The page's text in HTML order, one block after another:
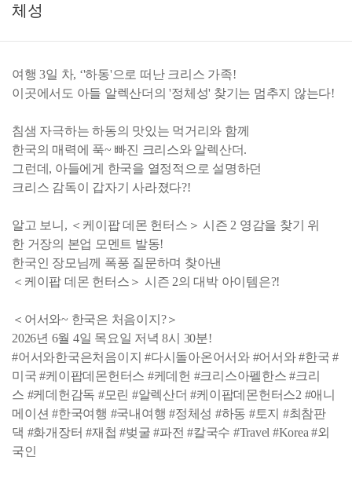
체성
여행 3일 차, ‘'하동'으로 떠난 크리스 가족!
이곳에서도 아들 알렉산더의 '정체성' 찾기는 멈추지 않는다!
침샘 자극하는 하동의 맛있는 먹거리와 함께
한국의 매력에 푹~ 빠진 크리스와 알렉산더.
그런데, 아들에게 한국을 열정적으로 설명하던
크리스 감독이 갑자기 사라졌다?!
알고 보니, ＜케이팝 데몬 헌터스＞ 시즌 2 영감을 찾기 위
한 거장의 본업 모멘트 발동!
한국인 장모님께 폭풍 질문하며 찾아낸
＜케이팝 데몬 헌터스＞ 시즌 2의 대박 아이템은?!
＜어서와~ 한국은 처음이지?＞
2026년 6월 4일 목요일 저녁 8시 30분!
#어서와한국은처음이지 #다시돌아온어서와 #어서와 #한국 #
미국 #케이팝데몬헌터스 #케데헌 #크리스아펠한스 #크리
스 #케데헌감독 #모린 #알렉산더 #케이팝데몬헌터스2 #애니
메이션 #한국여행 #국내여행 #정체성 #하동 #토지 #최참판
댁 #화개장터 #재첩 #벚굴 #파전 #칼국수 #Travel #Korea #외
국인